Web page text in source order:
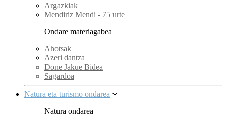
Argazkiak
Mendiriz Mendi - 75 urte
Ondare materiagabea
Ahotsak
Azeri dantza
Done Jakue Bidea
Sagardoa
Natura eta turismo ondarea
Natura ondarea